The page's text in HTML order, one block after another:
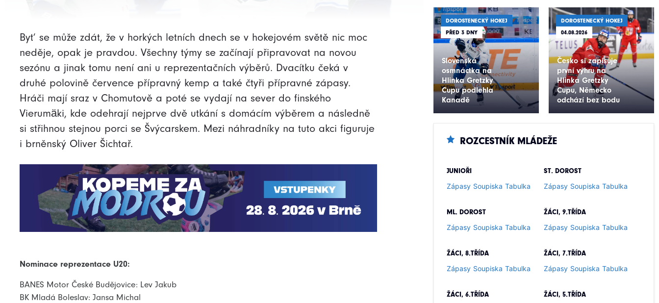
Byť se může zdát, že v horkých letních dnech se v hokejovém světě nic moc
neděje, opak je pravdou. Všechny týmy se začínají připravovat na novou
sezónu a jinak tomu není ani u reprezentačních výběrů. Dvacítku čeká v
druhé polovině července přípravný kemp a také čtyři přípravné zápasy.
Hráči mají sraz v Chomutově a poté se vydají na sever do finského
Vierumäki, kde odehrají nejprve dvě utkání s domácím výběrem a následně
si střihnou stejnou porci se Švýcarskem. Mezi náhradníky na tuto akci figuruje
i brněnský Oliver Šichtař.
Nominace reprezentace U20:
BANES Motor České Budějovice: Lev Jakub
BK Mladá Boleslav: Jansa Michal
DOROSTENECKÝ HOKEJ
PŘED 3 DNY
Slovenská
osmnáctka na
Hlinka Gretzky
Cupu podlehla
Kanadě
DOROSTENECKÝ HOKEJ
04.08.2026
Česko si zapisuje
první výhru na
Hlinka Gretzky
Cupu, Německo
odchází bez bodu
ROZCESTNÍK MLÁDEŽE
JUNIOŘI
Zápasy Soupiska Tabulka
ST. DOROST
Zápasy Soupiska Tabulka
ML. DOROST
Zápasy Soupiska Tabulka
ŽÁCI, 9.TŘÍDA
Zápasy Soupiska Tabulka
ŽÁCI, 8.TŘÍDA
Zápasy Soupiska Tabulka
ŽÁCI, 7.TŘÍDA
Zápasy Soupiska Tabulka
ŽÁCI, 6.TŘÍDA
ŽÁCI, 5.TŘÍDA